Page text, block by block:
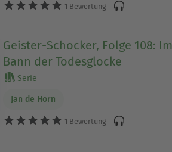
1 Bewertung
Geister-Schocker, Folge 108: Im
Bann der Todesglocke
Serie
Jan de Horn
1 Bewertung